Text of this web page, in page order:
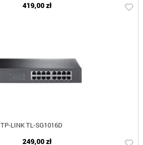
419,00 zł
TP-LINK TL-SG1016D
249,00 zł